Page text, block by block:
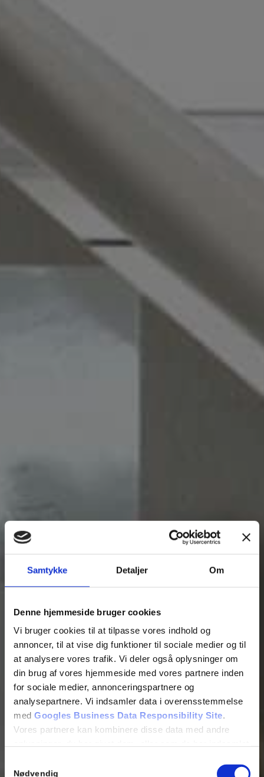
Samtykke Detaljer Om
Denne hjemmeside bruger cookies
Vi bruger cookies til at tilpasse vores indhold og
annoncer, til at vise dig funktioner til sociale medier og til
at analysere vores trafik. Vi deler også oplysninger om
din brug af vores hjemmeside med vores partnere inden
for sociale medier, annonceringspartnere og
analysepartnere. Vi indsamler data i overensstemmelse
med Googles Business Data Responsibility Site.
Vores partnere kan kombinere disse data med andre
Nødvendig
Møbler
Skriv til os her